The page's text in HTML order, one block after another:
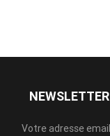
NEWSLETTER